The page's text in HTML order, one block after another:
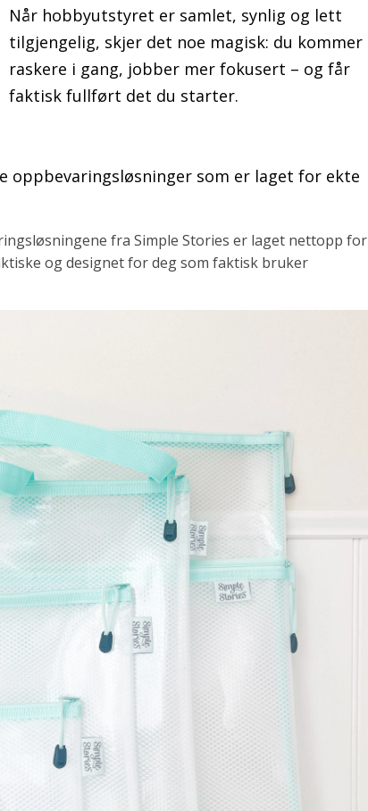
Når hobbyutstyret er samlet, synlig og lett
tilgjengelig, skjer det noe magisk: du kommer
raskere i gang, jobber mer fokusert – og får
faktisk fullført det du starter.
oppbevaringsløsninger som er laget for ekte
fraSimple Stories er laget nettopp for
og designet for deg som faktisk bruker